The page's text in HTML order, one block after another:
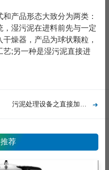
产品形态大致分为两类：
湿污泥在进料前先与一定
燥器，产品为球状颗粒，
艺;另一种是湿污泥直接进
荐